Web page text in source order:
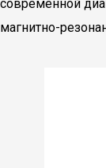
современной
магнитно-